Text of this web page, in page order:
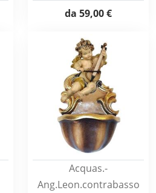
da 59,00 €
Acquas.-
Ang.Leon.contrabasso